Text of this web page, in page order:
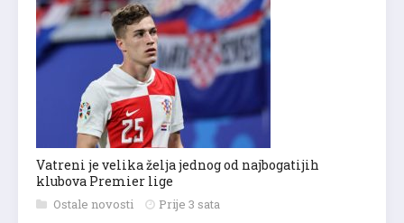
Vatreni je velika želja jednog od najbogatijih
klubova Premier lige
Ostale novosti Prije 3 sata